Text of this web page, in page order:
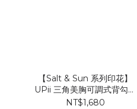
【Salt & Sun 系列印花】
UPii 三角美胸可調式背勾上
衣
NT$1,680